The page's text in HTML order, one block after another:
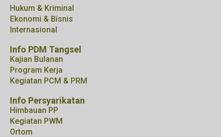
Hukum & Kriminal
Ekonomi & Bisnis
Internasional
Info PDM Tangsel
Kajian Bulanan
Program Kerja
Kegiatan PCM & PRM
Info Persyarikatan
Himbauan PP
Kegiatan PWM
Ortom